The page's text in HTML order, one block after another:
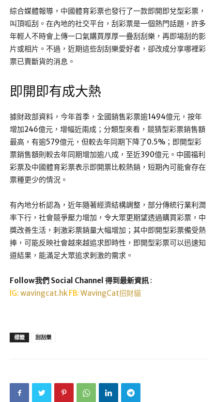
綜合媒體報導，中國體育彩票也發行了一款即開即兌型彩票，
叫頂呱刮。在內地的社交平台，刮彩票是一個熱門話題，許多
年輕人不時會上傳一口氣購買厚厚一疊刮刮樂，再即場刮的影
片或相片。不過，近期這些刮刮樂愛好者，卻改成分享哪裡彩
票已賣斷貨的消息。
即開即有成大熱
據財政部資料，今年首季，全國銷售彩票逾1494億元，按年
增加246億元，增幅近兩成；分類型來看，競猜型彩票銷售額
最高，有逾579億元，但較去年同期下降了0.5%；即開型彩
票銷售額則較去年同期增加逾八成，至近390億元。中國福利
彩票及中國體育彩票表示即開票比較熱銷，短期內可能會存在
票種更少的情況。
有內地分析認為，近年隨著經濟結構調整，部分傳統行業利潤
率下行，社會競爭壓力增加，令大眾更期望透過購買彩票，中
獎改善生活，刺激彩票銷量大幅增加；其中即開型彩票備受熱
捧，可能反映社會越來越追求即時性，即開型彩票可以迅速知
道結果，能滿足大眾追求刺激的需求。
Follow我們 Social Channel 得到最新資訊 :
IG: wavingcat.hk FB: WavingCat招財貓
標籤 刮刮樂